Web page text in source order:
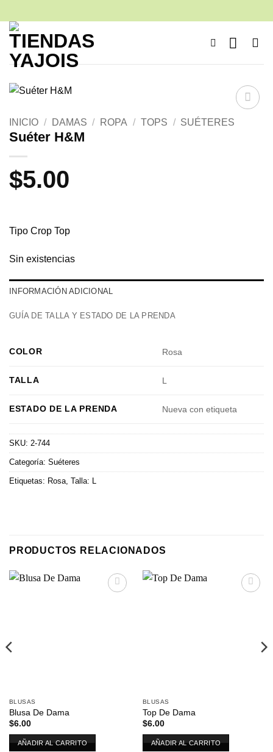
al
contenido
Añadir
INICIO / DAMAS / ROPA / TOPS / SUÉTERES
Suéter H&M
$5.00
Tipo Crop Top
Sin existencias
INFORMACIÓN ADICIONAL
GUÍA DE TALLA Y ESTADO DE LA PRENDA
COLOR Rosa
TALLA L
ESTADO DE LA PRENDA Nueva con etiqueta
SKU: 2-744
Categoría: Suéteres
Etiquetas: Rosa Talla: L
PRODUCTOS RELACIONADOS
BLUSAS
Blusa De Dama
$6.00
AÑADIR AL CARRITO
BLUSAS
Top De Dama
$6.00
AÑADIR AL CARRITO